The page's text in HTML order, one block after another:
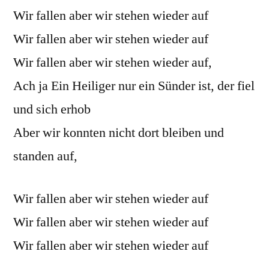
Wir fallen aber wir stehen wieder auf
Wir fallen aber wir stehen wieder auf
Wir fallen aber wir stehen wieder auf,
Ach ja Ein Heiliger nur ein Sünder ist, der fiel
und sich erhob
Aber wir konnten nicht dort bleiben und
standen auf,
Wir fallen aber wir stehen wieder auf
Wir fallen aber wir stehen wieder auf
Wir fallen aber wir stehen wieder auf